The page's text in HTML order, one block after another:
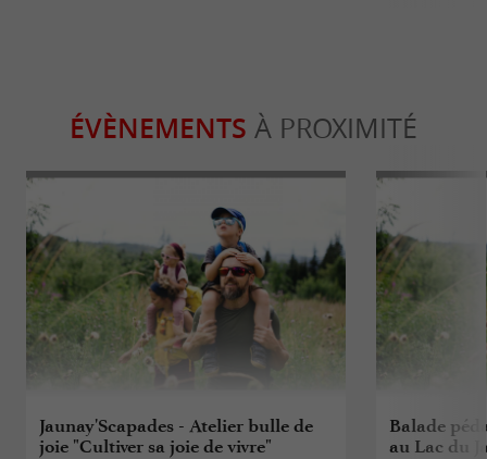
ÉVÈNEMENTS À PROXIMITÉ
Jaunay'Scapades - Atelier bulle de
joie "Cultiver sa joie de vivre"
Balade
au Lac du